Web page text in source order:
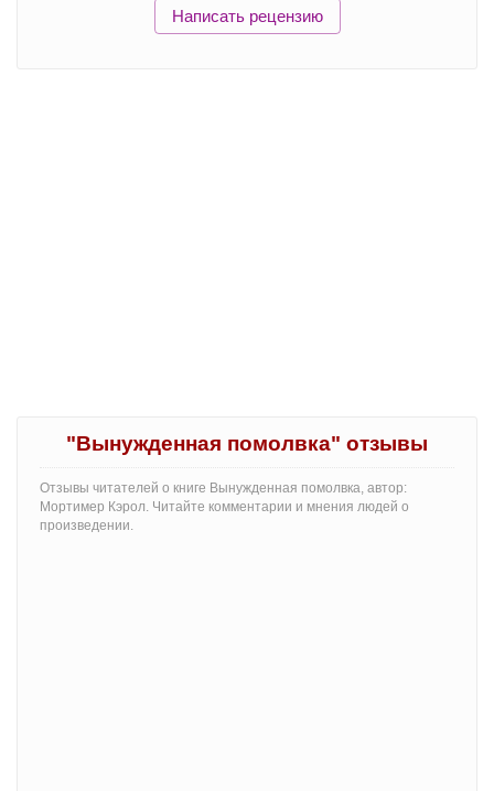
Написать рецензию
"Вынужденная помолвка" отзывы
Отзывы читателей о книге Вынужденная помолвка, автор:
Мортимер Кэрол. Читайте комментарии и мнения людей о
произведении.